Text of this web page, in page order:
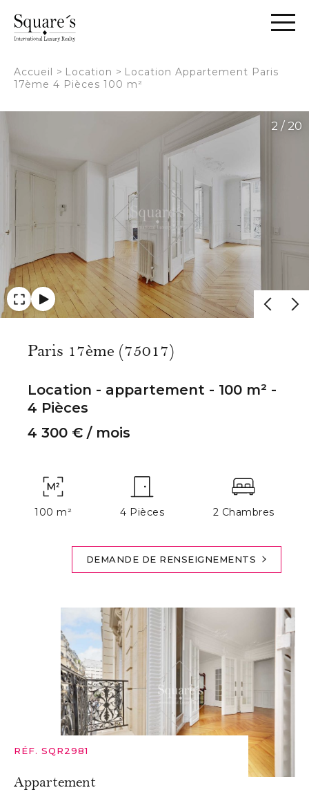
Accueil > Location > Location Appartement Paris
17ème 4 Pièces 100 m²
2 / 20
Paris 17ème (75017)
Location - appartement - 100 m² -
4 Pièces
4 300 € / mois
100 m² 4 Pièces 2 Chambres
DEMANDE DE RENSEIGNEMENTS
RÉF. SQR2981
Appartement